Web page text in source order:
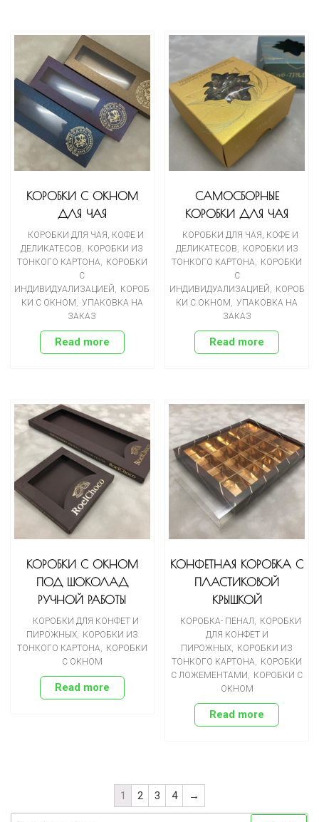
КОРОБКИ С ОКНОМ
ДЛЯ ЧАЯ
КОРОБКИ ДЛЯ ЧАЯ, КОФЕ И
ДЕЛИКАТЕСОВ
КОРОБКИ ИЗ
ТОНКОГО КАРТОНА
КОРОБКИ
С
ИНДИВИДУАЛИЗАЦИЕЙ
КОРОБ
КИ С ОКНОМ
УПАКОВКА НА
ЗАКАЗ
Read more
САМОСБОРНЫЕ
КОРОБКИ ДЛЯ ЧАЯ
КОРОБКИ ДЛЯ ЧАЯ, КОФЕ И
ДЕЛИКАТЕСОВ
КОРОБКИ ИЗ
ТОНКОГО КАРТОНА
КОРОБКИ
С
ИНДИВИДУАЛИЗАЦИЕЙ
КОРОБ
КИ С ОКНОМ
УПАКОВКА НА
ЗАКАЗ
Read more
КОРОБКИ С ОКНОМ
ПОД ШОКОЛАД
РУЧНОЙ РАБОТЫ
КОРОБКИ ДЛЯ КОНФЕТ И
ПИРОЖНЫХ, КОРОБКИ ИЗ
ТОНКОГО КАРТОНА, КОРОБКИ
С ОКНОМ
Read more
КОНФЕТНАЯ КОРОБКА С
ПЛАСТИКОВОЙ
КРЫШКОЙ
КОРОБКА- ПЕНАЛ, КОРОБКИ
ДЛЯ КОНФЕТ И
ПИРОЖНЫХ, КОРОБКИ ИЗ
ТОНКОГО КАРТОНА, КОРОБКИ
С ЛОЖЕМЕНТАМИ , КОРОБКИ С
ОКНОМ
Read more
1 2 3 4 →